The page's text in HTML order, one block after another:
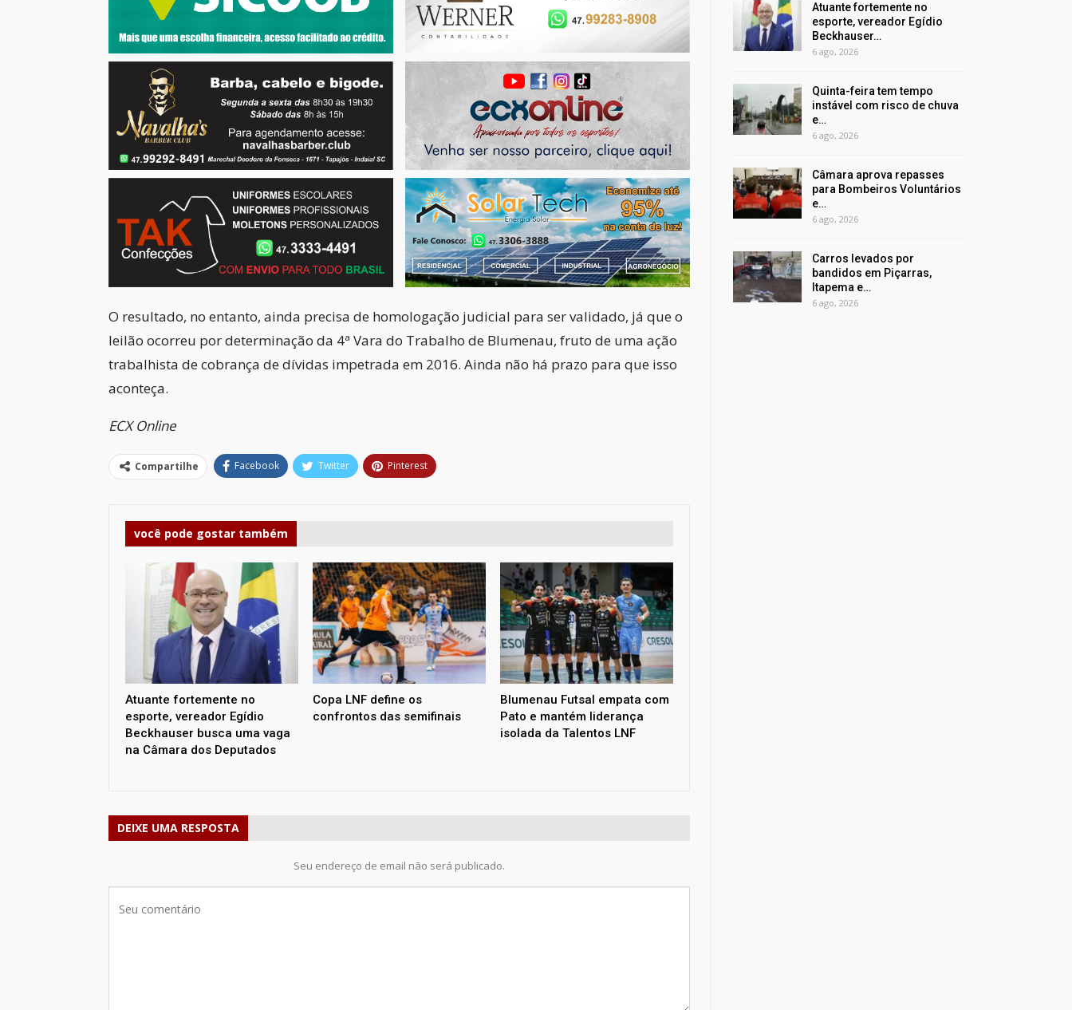
O resultado, no entanto, ainda precisa de homologação judicial para ser validado, já que o
leilão ocorreu por determinação da 4ª Vara do Trabalho de Blumenau, fruto de uma ação
trabalhista de cobrança de dívidas impetrada em 2016. Ainda não há prazo para que isso
aconteça.
ECX Online
Compartilhe Facebook Twitter Pinterest
você pode gostar também
Atuante fortemente no
esporte, vereador Egídio
Beckhauser busca uma vaga
na Câmara dos Deputados
Copa LNF define os
confrontos das semifinais
Blumenau Futsal empata com
Pato e mantém liderança
isolada da Talentos LNF
DEIXE UMA RESPOSTA
Seu endereço de email não será publicado.
Atuante fortemente no
esporte, vereador Egídio
Beckhauser…
6 ago, 2026
Quinta-feira tem tempo
instável com risco de chuva
e…
6 ago, 2026
Câmara aprova repasses
para Bombeiros Voluntários
e…
6 ago, 2026
Carros levados por
bandidos em Piçarras,
Itapema e…
6 ago, 2026